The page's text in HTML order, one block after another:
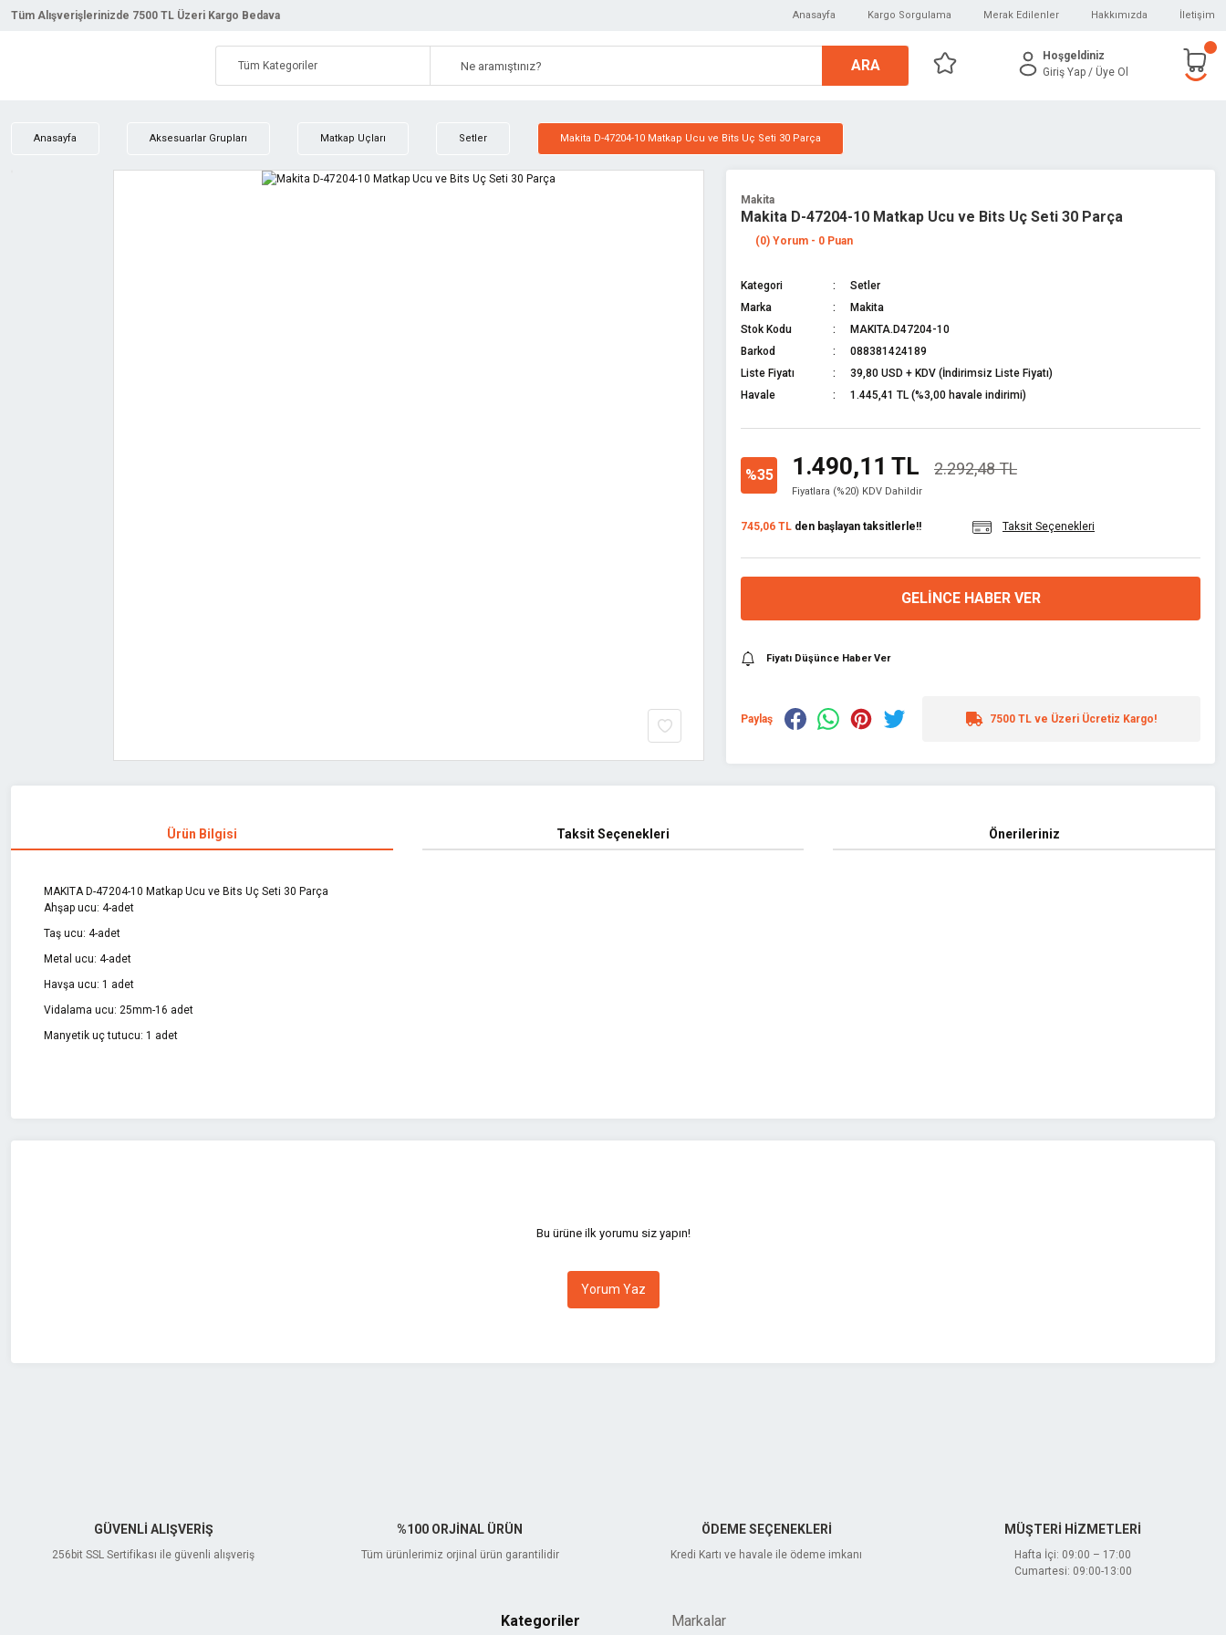
Tüm Alışverişlerinizde 7500 TL Üzeri Kargo Bedava Anasayfa Kargo Sorgulama Merak Edilenler Hakkımızda İletişim
ARA
Hoşgeldiniz
Giriş Yap / Üye Ol
Anasayfa Aksesuarlar Grupları Matkap Uçları Setler Makita D-47204-10 Matkap Ucu ve Bits Uç Seti 30 Parça
Makita
Makita D-47204-10 Matkap Ucu ve Bits Uç Seti 30 Parça
(0) Yorum - 0 Puan
Kategori
Setler
Marka
Makita
Stok Kodu
MAKITA.D47204-10
Barkod
088381424189
Liste Fiyatı
39,80 USD + KDV (İndirimsiz Liste Fiyatı)
Havale
1.445,41 TL (%3,00 havale indirimi)
%35 1.490,11 TL 2.292,48 TL
Fiyatlara (%20) KDV Dahildir
745,06 TL den başlayan taksitlerle!! Taksit Seçenekleri
GELINCE HABER VER
Fiyatı Düşünce Haber Ver
Paylaş 7500 TL ve Üzeri Ücretiz Kargo!
Ürün Bilgisi Taksit Seçenekleri Önerileriniz
MAKITA D-47204-10 Matkap Ucu ve Bits Uç Seti 30 Parça
Ahşap ucu: 4-adet
Taş ucu: 4-adet
Metal ucu: 4-adet
Havşa ucu: 1 adet
Vidalama ucu: 25mm-16 adet
Manyetik uç tutucu: 1 adet
Görüş ve önerileriniz için teşekkür ederiz.
Bu ürüne ilk yorumu siz yapın!
Yorum Yaz
GÜVENLİ ALIŞVERİŞ
256bit SSL Sertifikası ile güvenli alışveriş
%100 ORJİNAL ÜRÜN
Tüm ürünlerimiz orjinal ürün garantilidir
ÖDEME SEÇENEKLERİ
Kredi Kartı ve havale ile ödeme imkanı
MÜŞTERİ HİZMETLERİ
Hafta İçi: 09:00 – 17:00
Cumartesi: 09:00-13:00
Kategoriler Markalar